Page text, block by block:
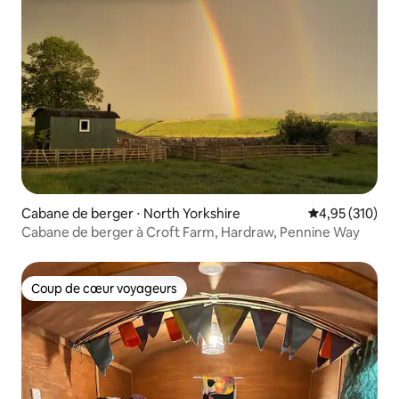
Cabane de berger ⋅ North Yorkshire Évaluation
4,95 (310)
Cabane de berger à Croft Farm, Hardraw, Pennine Way
Coup de cœur voyageurs
Coup de cœur voyageurs